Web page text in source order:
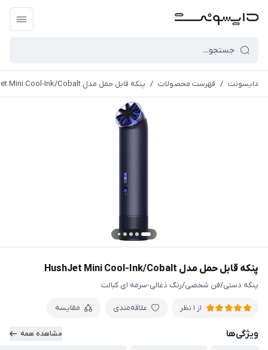
دایسونت / فهرست محصولات / پنکه قابل حمل مدل HushJet Mini Cool-Ink/Cobalt
پنکه قابل حمل مدل HushJet Mini Cool-Ink/Cobalt
پنکه دستی/فن شخصی/رنگ ذغالی-سرمه ای کبالت
از 1 نظر علاقه‌مندی مقایسه
ویژگی‌ها مشاهده همه